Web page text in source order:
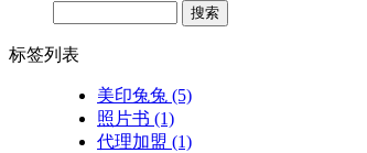
标签列表
美印兔兔 (5)
照片书 (1)
代理加盟 (1)